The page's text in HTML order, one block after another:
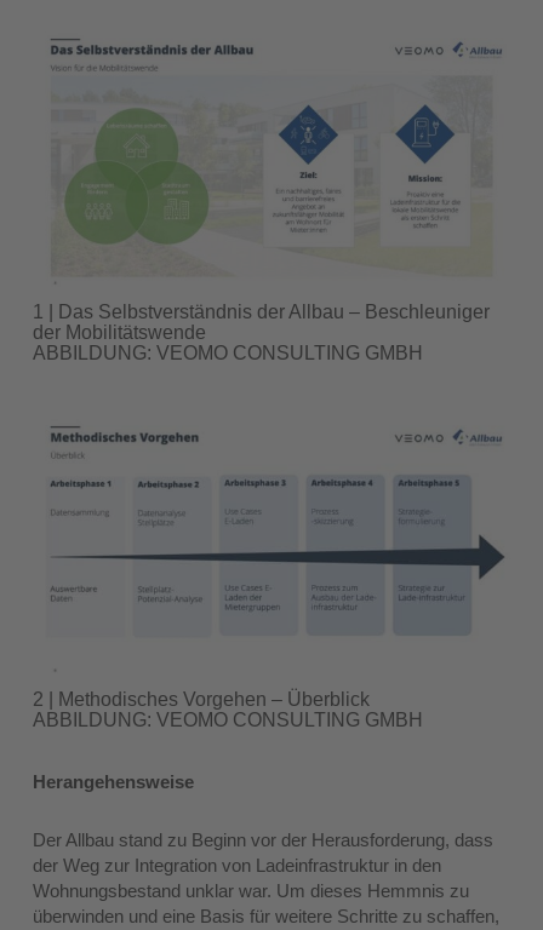
1 | Das Selbstverständnis der Allbau – Beschleuniger
der Mobilitätswende
ABBILDUNG: VEOMO CONSULTING GMBH
2 | Methodisches Vorgehen – Überblick
ABBILDUNG: VEOMO CONSULTING GMBH
Herangehensweise
Der Allbau stand zu Beginn vor der Herausforderung, dass
der Weg zur Integration von Ladeinfrastruktur in den
Wohnungsbestand unklar war. Um dieses Hemmnis zu
überwinden und eine Basis für weitere Schritte zu schaffen,